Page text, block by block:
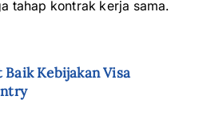
tahap kontrak kerja sama.
Baik Kebijakan Visa